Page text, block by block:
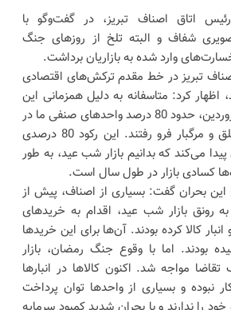
اتاق اصناف تبریز، در گفت‌وگو با
تصویری شفاف و البته تلخ از روزهای جنگ
وارد شده به بازاریان برداشت.
تبریز در خط مقدم ترکش‌های اقتصادی
اظهار کرد: متاسفانه به دلیل همزمانی این
جنگ با ماه اسفند و فروردین، حدود 80 درصد واحدهای صنفی ما در
این مدت در رکود مطلق و مرگبار فرو رفتند. این رکود 80 درصدی
می‌کند که بدانیم بازار شب عید، به طور
کسادی بازار در طول سال است.
بحران گفت: بسیاری از اصناف، پیش از
رونق بازار شب عید، اقدام به خریدهای
کالا کرده بودند. آن‌ها برای این خریدها
بودند. اما با وقوع جنگ رمضان، بازار
تقاضا مواجه شد. اکنون کالاها در انبارها
نبوده و بسیاری از واحدها توان پرداخت